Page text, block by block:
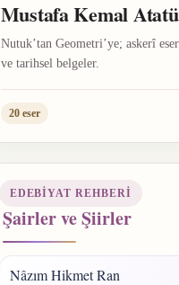
Mustafa Kemal
Nutuk’tan Geometri’ye; askerî
ve tarihsel belgeler.
20 eser
EDEBIYAT REHBERI
Şairler ve Şiirler
Nâzım Hikmet Ran